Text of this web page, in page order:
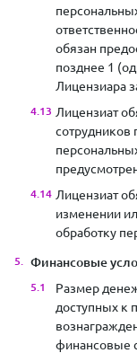
обязан
позднее 1
Лицензиара
Лицензиат
сотрудников
Лицензиат
изменении
обработку
Финансовые
Размер
доступных к
финансовые